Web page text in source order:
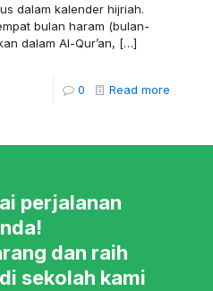
dalam kalender hijriah.
bulan haram (bulan-
dalam Al-Qur’an, […]
0 Read more
perjalanan
dan raih
sekolah kami